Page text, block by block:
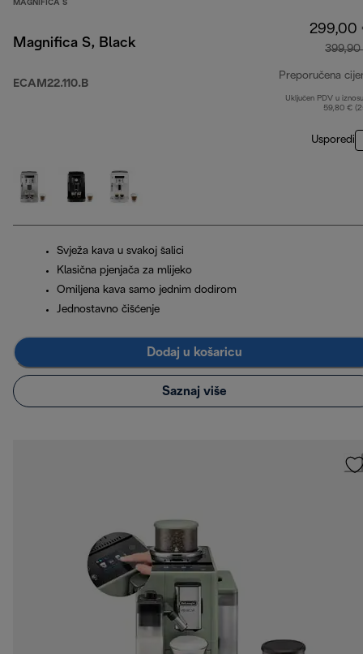
MAGNIFICA S
Magnifica S, Black
ECAM22.110.B
299,00
Preporučena
Uključen PDV u
59,80 €
Usporedi
Svježa kava u svakoj šalici
Klasična pjenjača za mlijeko
Omiljena kava samo jednim dodirom
Jednostavno čišćenje
Dodaj u košaricu
Saznaj više